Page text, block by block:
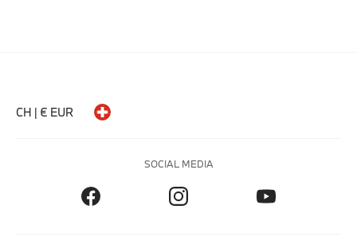
CH | € EUR
SOCIAL MEDIA